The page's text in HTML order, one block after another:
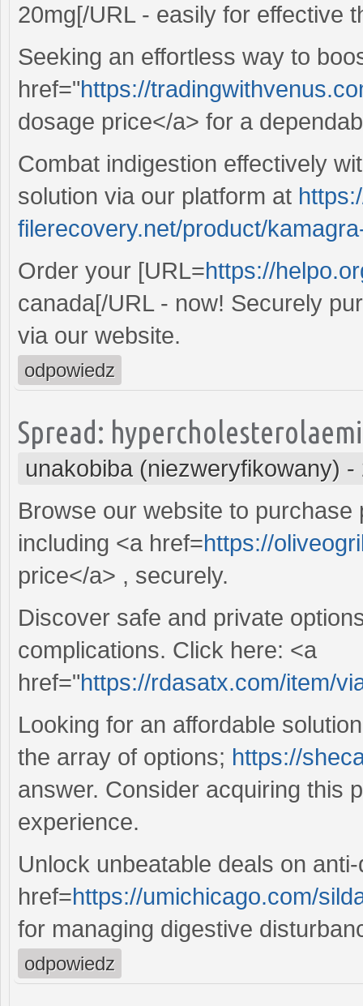
20mg[/URL - easily for effective
Seeking an effortless way to
href="https://
dosage price</a> for a
Combat indigestion effectively
solution via our platform at
filerecovery.net/product/
Order your [URL=https://
canada[/URL - now! Securely
via our website.
odpowiedz
Spread:
unakobiba (niezweryfikowany) -
Browse our website to
including <a href=https://
price</a> , securely.
Discover safe and private
complications. Click here: <a
href="https://rdasatx.com/item/
Looking for an affordable
the array of options; https://
answer. Consider acquiring this
experience.
Unlock unbeatable deals on
href=https://umichicago.com/
for managing digestive
odpowiedz